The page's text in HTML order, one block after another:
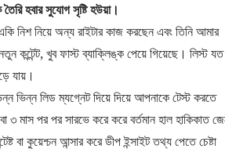
হবার সুযোগ সৃষ্টি হউয়া।
নিশ নিয়ে অন্য রাইটার কাজ করছেন এবং তিনি আমার
কন্টেন্ট, খুব ফাস্ট ব্যাক্লিঙ্ক পেয়ে গিয়েছে। লিস্ট যত
যায়।
ভিন্ন লিড ম্যগ্নেট দিয়ে দিয়ে আপনাকে টেস্ট করতে
৩ মাস পর পর সারভে করে করে বর্তমান হাল হাকিকাত
বা কুয়েশ্চন আন্সার করে ডীপ ইন্সাইট তথ্য পেতে চেষ্টা